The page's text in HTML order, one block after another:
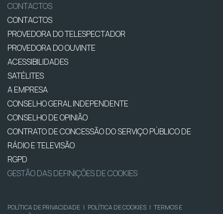
CONTACTOS
CONTACTOS
PROVEDORA DO TELESPECTADOR
PROVEDORA DO OUVINTE
ACESSIBILIDADES
SATÉLITES
A EMPRESA
CONSELHO GERAL INDEPENDENTE
CONSELHO DE OPINIÃO
CONTRATO DE CONCESSÃO DO SERVIÇO PÚBLICO DE
RÁDIO E TELEVISÃO
RGPD
GESTÃO DAS DEFINIÇÕES DE COOKIES
POLÍTICA DE PRIVACIDADE | POLÍTICA DE COOKIES | TERMOS E